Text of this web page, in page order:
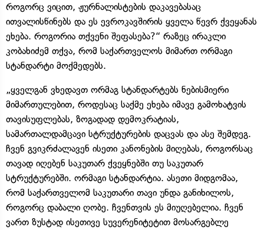
როგორც ვიცით, ჟურნალისტების დაკავებასაც
ითვალისწინებს და ეს ევროკავშირის ყველა წევრ ქვეყანას
ეხება. როგორია თქვენი შეფასება?“ რაზეც ირაკლი
კობახიძემ თქვა, რომ საქართველოს მიმართ ორმაგი
სტანდარტი მოქმედებს.
„ყველგან ვხედავთ ორმაგ სტანდარტებს ნებისმიერი
მიმართულებით, როდესაც საქმე ეხება იმავე გამოხატვის
თავისუფლებას, ზოგადად დემოკრატიას,
სამართალდამცავი სტრუქტურების დაცვას და ასე შემდეგ.
ჩვენ გვიკრძალავენ ისეთი კანონების მიღებას, როგორსაც
თავად იღებენ საკუთარ ქვეყნებში თუ საკუთარ
სტრუქტურებში. ორმაგი სტანდარტია. ასეთი მიდგომაა,
რომ საქართველომ საკუთარი თავი უნდა განიხილოს,
როგორც დაბალი ღობე. ჩვენთვის ეს მიუღებელია. ჩვენ
ვართ ზუსტად ისეთივე სუვერენიტეტით მოსარგებლე